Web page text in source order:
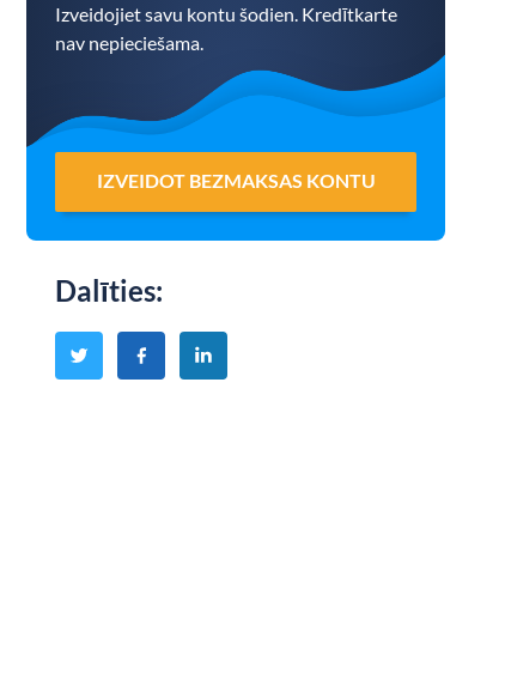
Izveidojiet savu kontu šodien. Kredītkarte
nav nepieciešama.
IZVEIDOT BEZMAKSAS KONTU
Dalīties: